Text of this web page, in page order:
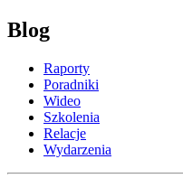
Blog
Raporty
Poradniki
Wideo
Szkolenia
Relacje
Wydarzenia